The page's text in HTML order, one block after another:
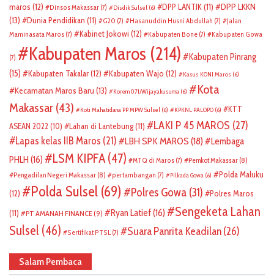
maros (12) Dinsos Makassar (7) Disdik Sulsel (6) DPP LANTIK(11)
DPP LKKN
(13)
Dunia Pendidikan (11) G20 (7) Hasanuddin Husni Abdullah (7)
Jalan
Maminasata Maros (7) Kabinet Jokowi (12) Kabupaten Bone (7) Kabupaten Gowa
(7) Kabupaten Maros (214)
Kabupaten Pinrang
(15)
Kabupaten Takalar(12) Kabupaten Wajo (12) Kasus KONI Maros (6)
Kecamatan Maros Baru (13) Korem 071/Wijayakusuma (6)
Kota
Makassar (43) Koti Mahatidana PP MPW Sulsel (6) KPKNL PALOPO (6)
KTT
ASEAN 2022 (10) Lahan di Lantebung(11) LAKI P 45 MAROS (27)
Lapas kelas IIB Maros (21) LBH SPK MAROS (18)
Lembaga
PHLH (16) LSM KIPFA (47) MTQ di Maros (7) Pemkot Makassar (8)
Pengadilan Negeri Makassar (8) pertambangan (7) Pilkada Gowa (6)
Polda Maluku
(12)
Polda Sulsel (69) Polres Gowa (31)
Polres Maros
(11)
PT AMANAH FINANCE(9) Ryan Latief(16)
Sengeketa Lahan
Sulsel (46) Sertifikat PTSL (7) Suara Panrita Keadilan(26)
Salam Pembaca